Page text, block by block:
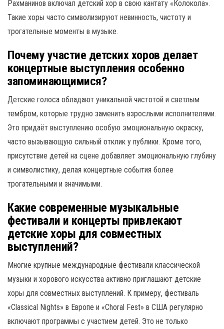
Рахманинов включал детский хор в свою кантату «Колокола».
Такие хоры часто символизируют невинность, чистоту и
трогательные моменты в музыке.
Почему участие детских хоров делает
концертные выступления особенно
запоминающимися?
Детские голоса обладают уникальной чистотой и светлым
тембром, которые трудно заменить взрослыми исполнителями.
Это придаёт выступлению особую эмоциональную окраску,
часто вызывающую сильный отклик у публики. Кроме того,
присутствие детей на сцене добавляет эмоциональную глубину
и символистику, делая концертные события более
трогательными и значимыми.
Какие современные музыкальные
фестивали и концерты привлекают
детские хоры для совместных
выступлений?
Многие крупные международные фестивали классической
музыки и хорового искусства активно приглашают детские
хоры для совместных выступлений. К примеру, фестиваль
«Classical Nights» в Европе и «Choral Fest» в США регулярно
включают программы с участием детей. Это не только